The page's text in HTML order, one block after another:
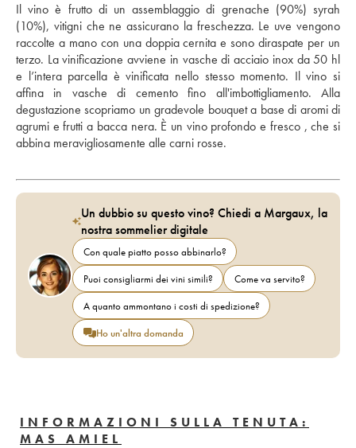
Il vino è frutto di un assemblaggio di grenache (90%) syrah
(10%), vitigni che ne assicurano la freschezza. Le uve vengono
raccolte a mano con una doppia cernita e sono diraspate per un
terzo. La vinificazione avviene in vasche di acciaio inox da 50 hl
e l’intera parcella è vinificata nello stesso momento. Il vino si
affina in vasche di cemento fino all'imbottigliamento. Alla
degustazione scopriamo un gradevole bouquet a base di aromi di
agrumi e frutti a bacca nera. È un vino profondo e fresco , che si
Un dubbio su questo vino? Chiedi a Margaux, la
nostra sommelier digitale
Con quale piatto posso abbinarlo?
Puoi consigliarmi dei vini simili?
Come va servito?
A quanto ammontano i costi di spedizione?
Ho un'altra domanda
INFORMAZIONI SULLA TENUTA:
MAS AMIEL